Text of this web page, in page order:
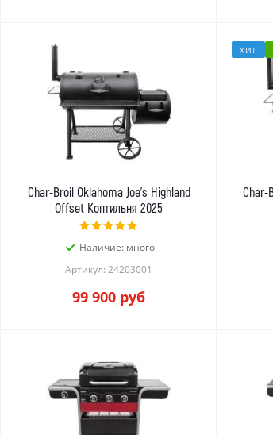
Char-Broil Oklahoma Joe's Highland
Offset Коптильня 2025
Наличие: много
Артикул: 24203001
99 900 руб
ХИТ
Char-